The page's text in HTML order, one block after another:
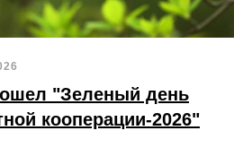
"Зеленый день
кооперации-2026"